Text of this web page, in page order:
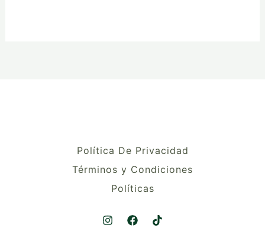
Política De Privacidad
Términos y Condiciones
Políticas